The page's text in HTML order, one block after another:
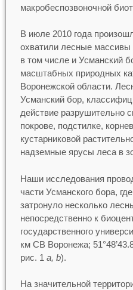
макробеспозвоночной
В июле 2010 года
охватили лесные массивы
в том числе и Усманский
масштабных природных
Воронежской области.
Усманский бор,
действие разрушительно
покрове, подстилке,
кустарниковой
надземные ярусы леса в
Наши исследования
части Усманского бора,
затронуло несколько
непосредственно к
государственного
км СВ Воронежа;
рис. 1 a, b).
На значительной